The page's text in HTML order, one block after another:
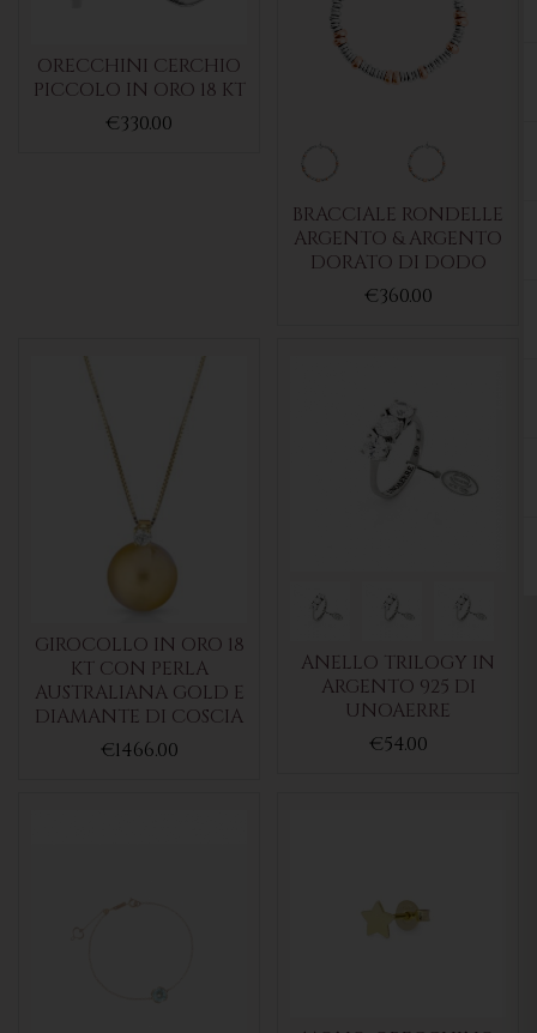
ORECCHINI CERCHIO
PICCOLO IN ORO 18 KT
€330.00
BRACCIALE RONDELLE
ARGENTO & ARGENTO
DORATO DI DODO
€360.00
GIROCOLLO IN ORO 18
KT CON PERLA
AUSTRALIANA GOLD E
DIAMANTE DI COSCIA
€1466.00
ANELLO TRILOGY IN
ARGENTO 925 DI
UNOAERRE
€54.00